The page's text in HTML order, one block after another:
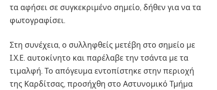
τα αφήσει σε συγκεκριμένο σημείο, δήθεν για να τα
φωτογραφίσει.
Στη συνέχεια, ο συλληφθείς μετέβη στο σημείο με
Ι.Χ.Ε. αυτοκίνητο και παρέλαβε την τσάντα με τα
τιμαλφή. Το απόγευμα εντοπίστηκε στην περιοχή
της Καρδίτσας, προσήχθη στο Αστυνομικό Τμήμα